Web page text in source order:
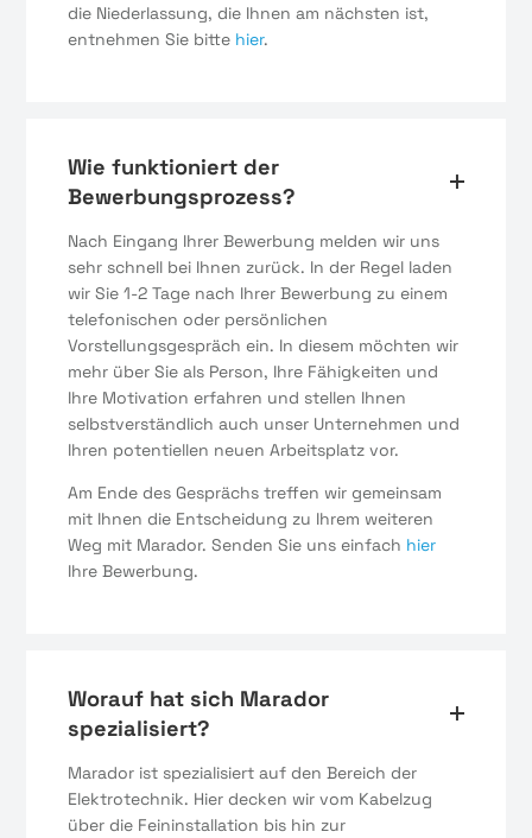
die Niederlassung, die Ihnen am nächsten ist,
entnehmen Sie bitte hier.
Wie funktioniert der
Bewerbungsprozess?
Nach Eingang Ihrer Bewerbung melden wir uns
sehr schnell bei Ihnen zurück. In der Regel laden
wir Sie 1-2 Tage nach Ihrer Bewerbung zu einem
telefonischen oder persönlichen
Vorstellungsgespräch ein. In diesem möchten wir
mehr über Sie als Person, Ihre Fähigkeiten und
Ihre Motivation erfahren und stellen Ihnen
selbstverständlich auch unser Unternehmen und
Ihren potentiellen neuen Arbeitsplatz vor.
Am Ende des Gesprächs treffen wir gemeinsam
mit Ihnen die Entscheidung zu Ihrem weiteren
Weg mit Marador. Senden Sie uns einfach hier
Ihre Bewerbung.
Worauf hat sich Marador
spezialisiert?
Marador ist spezialisiert auf den Bereich der
Elektrotechnik. Hier decken wir vom Kabelzug
über die Feininstallation bis hin zur